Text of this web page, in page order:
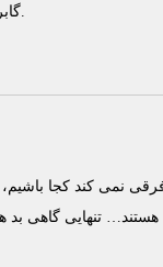
گابريل گارسيا ماركز صد سال تنهائي را در يك تنهائي مقطعي نوشت.
نمی کند کجا